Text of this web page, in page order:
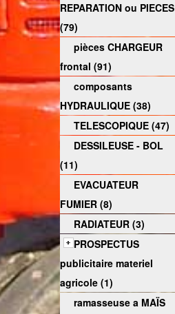
REPARATION ou PIECES
(79)
pièces CHARGEUR
frontal (91)
composants
HYDRAULIQUE (38)
TELESCOPIQUE (47)
DESSILEUSE - BOL
(11)
EVACUATEUR
FUMIER (8)
RADIATEUR (3)
PROSPECTUS
publicitaire materiel
agricole (1)
ramasseuse a MAÏS